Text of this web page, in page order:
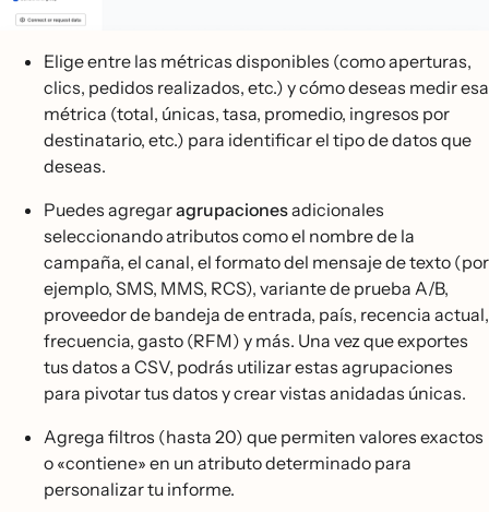
Elige entre las métricas disponibles (como aperturas,
clics, pedidos realizados, etc.) y cómo deseas medir esa
métrica (total, únicas, tasa, promedio, ingresos por
destinatario, etc.) para identificar el tipo de datos que
deseas.
Puedes agregaragrupacionesadicionales
seleccionando atributos como el nombre de la
campaña, el canal, el formato del mensaje de texto (por
ejemplo, SMS, MMS, RCS), variante de prueba A/B,
proveedor de bandeja de entrada, país, recencia actual,
frecuencia, gasto (RFM) y más. Una vez que exportes
tus datos a CSV, podrás utilizar estas agrupaciones
para pivotar tus datos y crear vistas anidadas únicas.
Agrega filtros (hasta 20) que permiten valores exactos
o «contiene» en un atributo determinado para
personalizar tu informe.